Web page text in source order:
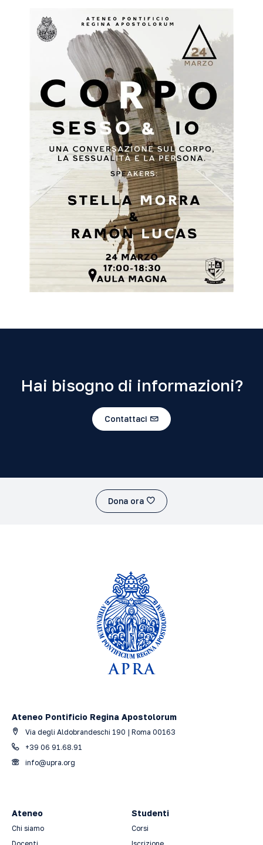
Hai bisogno di informazioni?
Contattaci
Dona ora
Ateneo Pontificio Regina Apostolorum
Via degli Aldobrandeschi 190 | Roma 00163
+39 06 91.68.91
info@upra.org
Ateneo
Chi siamo
Studenti
Corsi